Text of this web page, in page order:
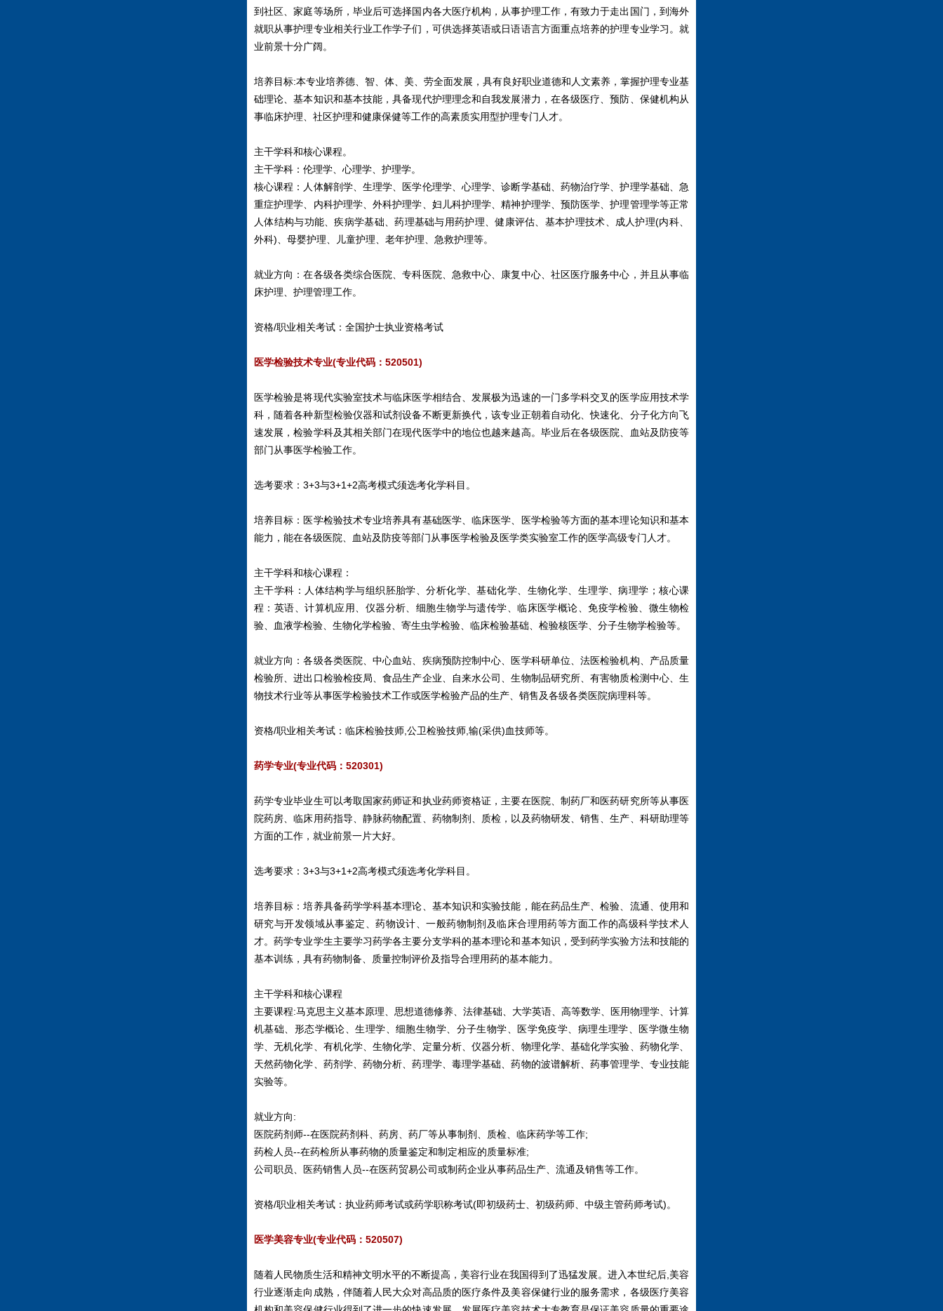
到社区、家庭等场所，毕业后可选择国内各大医疗机构，从事护理工作，有致力于走出国门，到海外
就职从事护理专业相关行业工作学子们，可供选择英语或日语语言方面重点培养的护理专业学习。就
业前景十分广阔。
培养目标:本专业培养德、智、体、美、劳全面发展，具有良好职业道德和人文素养，掌握护理专业基
础理论、基本知识和基本技能，具备现代护理理念和自我发展潜力，在各级医疗、预防、保健机构从
事临床护理、社区护理和健康保健等工作的高素质实用型护理专门人才。
主干学科和核心课程。
主干学科：伦理学、心理学、护理学。
核心课程：人体解剖学、生理学、医学伦理学、心理学、诊断学基础、药物治疗学、护理学基础、急
重症护理学、内科护理学、外科护理学、妇儿科护理学、精神护理学、预防医学、护理管理学等正常
人体结构与功能、疾病学基础、药理基础与用药护理、健康评估、基本护理技术、成人护理(内科、
外科)、母婴护理、儿童护理、老年护理、急救护理等。
就业方向：在各级各类综合医院、专科医院、急救中心、康复中心、社区医疗服务中心，并且从事临
床护理、护理管理工作。
资格/职业相关考试：全国护士执业资格考试
医学检验技术专业(专业代码：520501)
医学检验是将现代实验室技术与临床医学相结合、发展极为迅速的一门多学科交叉的医学应用技术学
科，随着各种新型检验仪器和试剂设备不断更新换代，该专业正朝着自动化、快速化、分子化方向飞
速发展，检验学科及其相关部门在现代医学中的地位也越来越高。毕业后在各级医院、血站及防疫等
部门从事医学检验工作。
选考要求：3+3与3+1+2高考模式须选考化学科目。
培养目标：医学检验技术专业培养具有基础医学、临床医学、医学检验等方面的基本理论知识和基本
能力，能在各级医院、血站及防疫等部门从事医学检验及医学类实验室工作的医学高级专门人才。
主干学科和核心课程：
主干学科：人体结构学与组织胚胎学、分析化学、基础化学、生物化学、生理学、病理学；核心课
程：英语、计算机应用、仪器分析、细胞生物学与遗传学、临床医学概论、免疫学检验、微生物检
验、血液学检验、生物化学检验、寄生虫学检验、临床检验基础、检验核医学、分子生物学检验等。
就业方向：各级各类医院、中心血站、疾病预防控制中心、医学科研单位、法医检验机构、产品质量
检验所、进出口检验检疫局、食品生产企业、自来水公司、生物制品研究所、有害物质检测中心、生
物技术行业等从事医学检验技术工作或医学检验产品的生产、销售及各级各类医院病理科等。
资格/职业相关考试：临床检验技师,公卫检验技师,输(采供)血技师等。
药学专业(专业代码：520301)
药学专业毕业生可以考取国家药师证和执业药师资格证，主要在医院、制药厂和医药研究所等从事医
院药房、临床用药指导、静脉药物配置、药物制剂、质检，以及药物研发、销售、生产、科研助理等
方面的工作，就业前景一片大好。
选考要求：3+3与3+1+2高考模式须选考化学科目。
培养目标：培养具备药学学科基本理论、基本知识和实验技能，能在药品生产、检验、流通、使用和
研究与开发领域从事鉴定、药物设计、一般药物制剂及临床合理用药等方面工作的高级科学技术人
才。药学专业学生主要学习药学各主要分支学科的基本理论和基本知识，受到药学实验方法和技能的
基本训练，具有药物制备、质量控制评价及指导合理用药的基本能力。
主干学科和核心课程
主要课程:马克思主义基本原理、思想道德修养、法律基础、大学英语、高等数学、医用物理学、计算
机基础、形态学概论、生理学、细胞生物学、分子生物学、医学免疫学、病理生理学、医学微生物
学、无机化学、有机化学、生物化学、定量分析、仪器分析、物理化学、基础化学实验、药物化学、
天然药物化学、药剂学、药物分析、药理学、毒理学基础、药物的波谱解析、药事管理学、专业技能
实验等。
就业方向:
医院药剂师--在医院药剂科、药房、药厂等从事制剂、质检、临床药学等工作;
药检人员--在药检所从事药物的质量鉴定和制定相应的质量标准;
公司职员、医药销售人员--在医药贸易公司或制药企业从事药品生产、流通及销售等工作。
资格/职业相关考试：执业药师考试或药学职称考试(即初级药士、初级药师、中级主管药师考试)。
医学美容专业(专业代码：520507)
随着人民物质生活和精神文明水平的不断提高，美容行业在我国得到了迅猛发展。进入本世纪后,美容
行业逐渐走向成熟，伴随着人民大众对高品质的医疗条件及美容保健行业的服务需求，各级医疗美容